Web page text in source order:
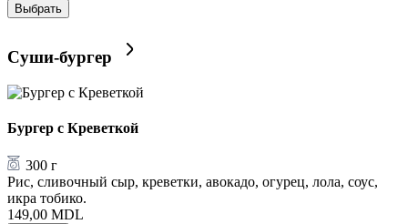
Выбрать
Суши-бургер
Бургер с Креветкой
300 г
Рис, сливочный сыр, креветки, авокадо, огурец, лола, соус,
икра тобико.
149,00 MDL